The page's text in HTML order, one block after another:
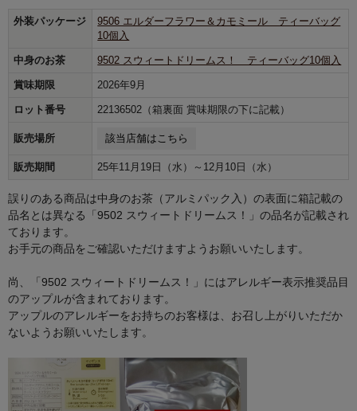
外装パッケージ
9506 エルダーフラワー＆カモミール ティーバッグ
10個入
中身のお茶 9502 スウィートドリームス！ ティーバッグ10個入
賞味期限 2026年9月
ロット番号 22136502（箱裏面 賞味期限の下に記載）
販売場所 該当店舗はこちら
販売期間 25年11月19日（水）～12月10日（水）
誤りのある商品は中身のお茶（アルミパック入）の表面に箱記載の
品名とは異なる「9502 スウィートドリームス！」の品名が記載され
ております。
お手元の商品をご確認いただけますようお願いいたします。
尚、「9502 スウィートドリームス！」にはアレルギー表示推奨品目
のアップルが含まれております。
アップルのアレルギーをお持ちのお客様は、お召し上がりいただか
ないようお願いいたします。